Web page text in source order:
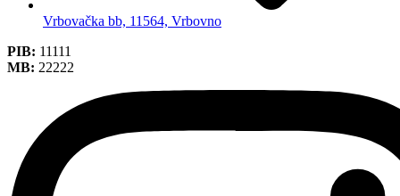
Vrbovačka bb, 11564, Vrbovno
PIB: 11111
MB: 22222